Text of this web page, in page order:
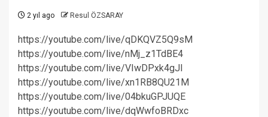
2 yıl ago Resul ÖZSARAY
https://youtube.com/live/qDKQVZ5Q9sM
https://youtube.com/live/nMj_z1TdBE4
https://youtube.com/live/VIwDPxk4gJI
https://youtube.com/live/xn1RB8QU21M
https://youtube.com/live/04bkuGPJUQE
https://youtube.com/live/dqWwfoBRDxc